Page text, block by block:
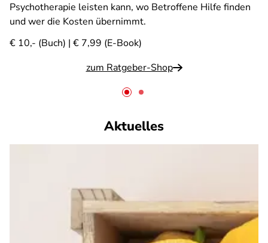
Psychotherapie leisten kann, wo Betroffene Hilfe finden
und wer die Kosten übernimmt.
€ 10,- (Buch) | € 7,99 (E-Book)
zum Ratgeber-Shop
Aktuelles